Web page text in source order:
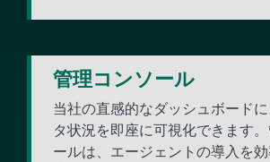
管理コンソール
当社の直感的なダッシュボード
タ状況を即座に可視化できます
ールは、エージェントの導入を